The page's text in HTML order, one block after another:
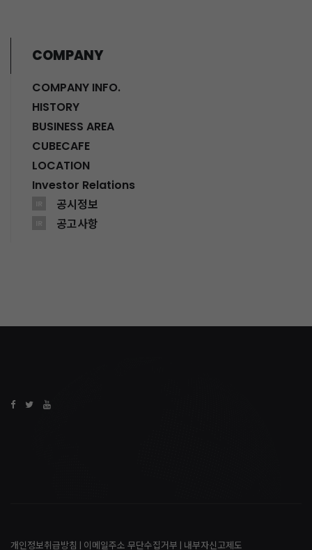
COMPANY
COMPANY INFO.
HISTORY
BUSINESS AREA
CUBECAFE
LOCATION
Investor Relations
공시정보
공고사항
개인정보취급방침 | 이메일주소 무단수집거부 | 내부자신고제도